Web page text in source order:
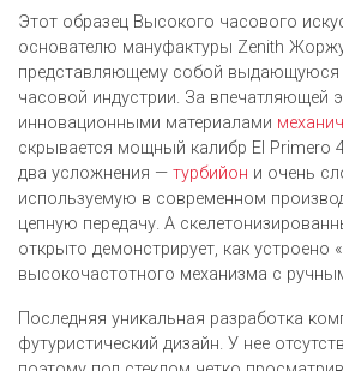
Этот образец Высокого часового
основателю мануфактуры Zenith
представляющему собой выдающуюся
часовой индустрии. За впечатляющей
инновационными материалами
скрывается мощный калибр El Primero
два усложнения — турбийон и очень
используемую в современном
цепную передачу. А
открыто демонстрирует, как устроено
высокочастотного механизма с
Последняя уникальная разработка
футуристический дизайн. У нее